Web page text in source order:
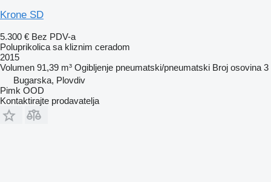
Krone SD
5.300 € Bez PDV-a
Poluprikolica sa kliznim ceradom
2015
Volumen 91,39 m³ Ogibljenje pneumatski/pneumatski Broj osovina 3
Bugarska, Plovdiv
Pimk OOD
Kontaktirajte prodavatelja